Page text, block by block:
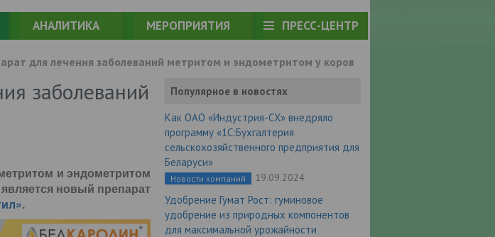
АНАЛИТИКА МЕРОПРИЯТИЯ ПРЕСС-ЦЕНТР
для лечения заболеваний метритом и эндометритом у коров
заболеваний
и эндометритом
новый препарат
.
Популярное в новостях
Как ОАО «Индустрия-СХ» внедряло
программу «1С:Бухгалтерия
сельскохозяйственного предприятия для
Беларуси»
Новости компаний 19.09.2024
Удобрение Гумат Рост: гуминовое
удобрение из природных компонентов
для максимальной урожайности